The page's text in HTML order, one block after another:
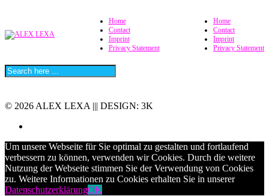
Home
Contact
Imprint
Privacy Statement
Home
Contact
Imprint
Privacy Statement
© 2026 ALEX LEXA ||| DESIGN: 3K
Um unsere Webseite für Sie optimal zu gestalten und fortlaufend
verbessern zu können, verwenden wir Cookies. Durch die weitere
Nutzung der Webseite stimmen Sie der Verwendung von Cookies
zu. Weitere Informationen zu Cookies erhalten Sie in unserer
DatenschutzerklärungOK